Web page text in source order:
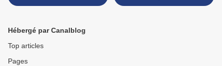
Hébergé par Canalblog
Top articles
Pages